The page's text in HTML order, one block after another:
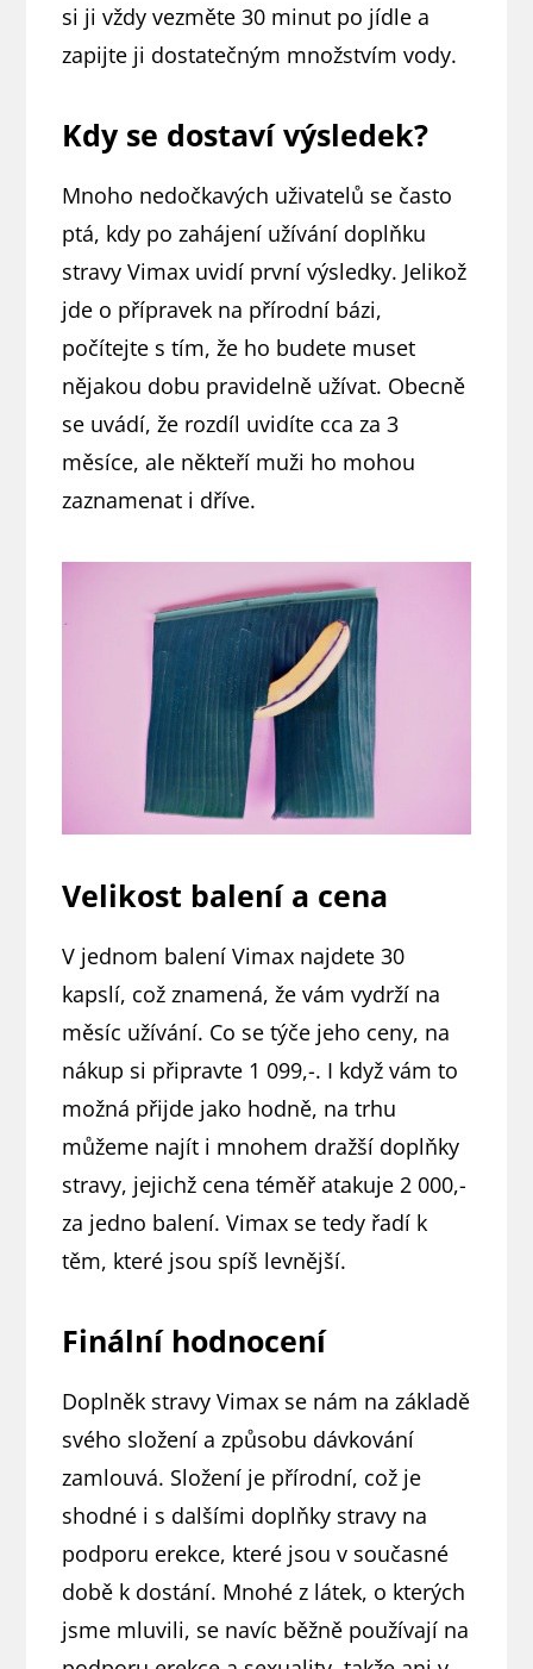
si ji vždy vezměte 30 minut po jídle a
zapijte ji dostatečným množstvím vody.
Kdy se dostaví výsledek?
Mnoho nedočkavých uživatelů se často
ptá, kdy po zahájení užívání doplňku
stravy Vimax uvidí první výsledky. Jelikož
jde o přípravek na přírodní bázi,
počítejte s tím, že ho budete muset
nějakou dobu pravidelně užívat. Obecně
se uvádí, že rozdíl uvidíte cca za 3
měsíce, ale někteří muži ho mohou
zaznamenat i dříve.
Velikost balení a cena
V jednom balení Vimax najdete 30
kapslí, což znamená, že vám vydrží na
měsíc užívání. Co se týče jeho ceny, na
nákup si připravte 1 099,-. I když vám to
možná přijde jako hodně, na trhu
můžeme najít i mnohem dražší doplňky
stravy, jejichž cena téměř atakuje 2 000,-
za jedno balení. Vimax se tedy řadí k
těm, které jsou spíš levnější.
Finální hodnocení
Doplněk stravy Vimax se nám na základě
svého složení a způsobu dávkování
zamlouvá. Složení je přírodní, což je
shodné i s dalšími doplňky stravy na
podporu erekce, které jsou v současné
době k dostání. Mnohé z látek, o kterých
jsme mluvili, se navíc běžně používají na